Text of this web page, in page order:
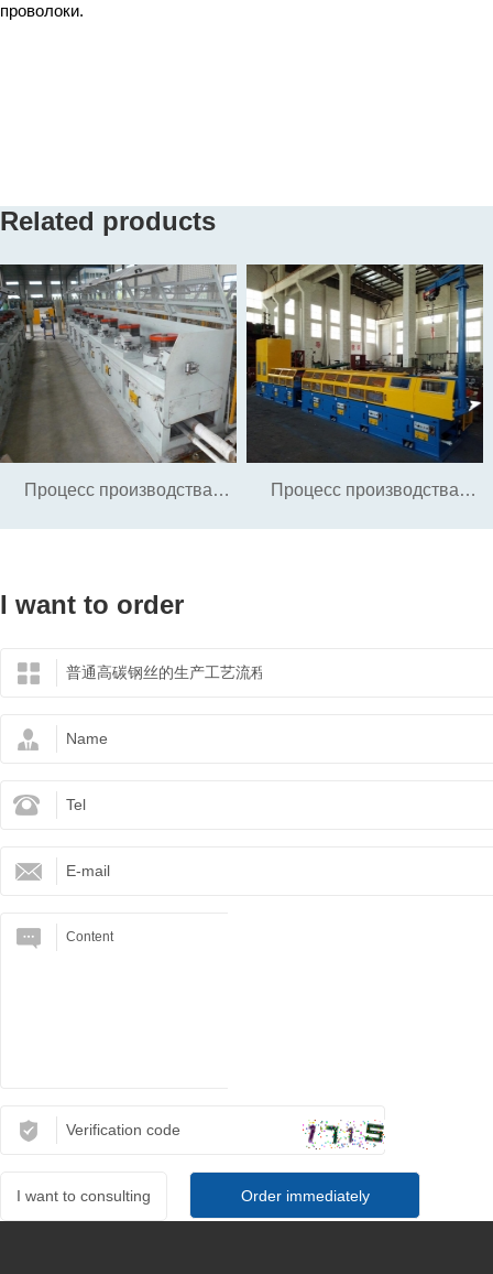
проволоки.
Related products
Процесс производства
высокоуглеродистой
стальной проволоки
Процесс производства
I want to order
I want to consulting